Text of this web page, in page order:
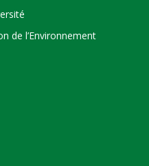
de l’Environnement